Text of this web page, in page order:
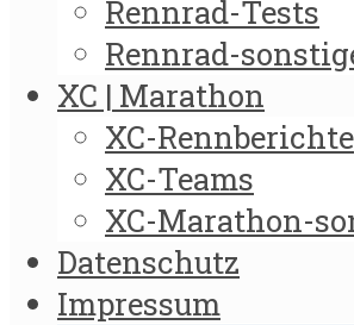
Rennrad-Tests
Rennrad-
XC | Marathon
XC-Rennberichte
XC-Teams
XC-Marathon-
Datenschutz
Impressum